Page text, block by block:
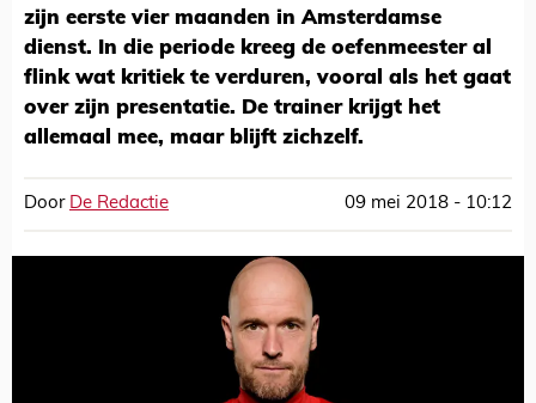
zijn eerste vier maanden in Amsterdamse
dienst. In die periode kreeg de oefenmeester al
flink wat kritiek te verduren, vooral als het gaat
over zijn presentatie. De trainer krijgt het
allemaal mee, maar blijft zichzelf.
Door De Redactie 09 mei 2018 - 10:12